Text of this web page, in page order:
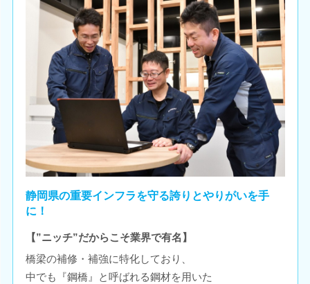
静岡県の重要インフラを守る誇りとやりがいを手
に！
【”ニッチ”だからこそ業界で有名】
橋梁の補修・補強に特化しており、
中でも『鋼橋』と呼ばれる鋼材を用いた